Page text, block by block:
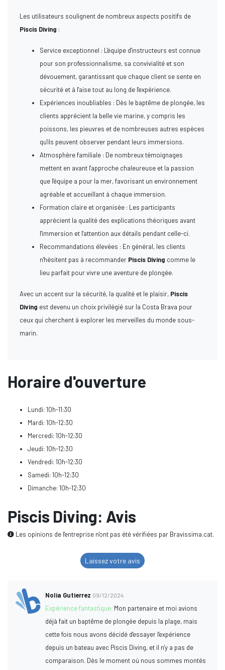
Les utilisateurs soulignent de nombreux aspects positifs de
Piscis Diving :
Service exceptionnel : L'équipe d'instructeurs est connue
pour son professionnalisme, sa convivialité et son
dévouement, garantissant que chaque client se sente en
sécurité et à l'aise tout au long de l'expérience.
Expériences inoubliables : Dès le baptême de plongée, les
clients apprécient la belle vie marine, y compris les
poissons, les pieuvres et de nombreuses autres espèces
qu'ils peuvent observer pendant leurs immersions.
Atmosphère familiale : De nombreux témoignages
mettent en avant l'approche chaleureuse et la passion
que l'équipe a pour la mer, favorisant un environnement
agréable et accueillant à chaque immersion.
Formation claire et organisée : Les participants
apprécient la qualité des explications théoriques avant
l'immersion et l'attention aux détails pendant celle-ci.
Recommandations élevées : En général, les clients
n'hésitent pas à recommander Piscis Diving comme le
lieu parfait pour vivre une aventure de plongée.
Avec un accent sur la sécurité, la qualité et le plaisir, Piscis
Diving est devenu un choix privilégié sur la Costa Brava pour
ceux qui cherchent à explorer les merveilles du monde sous-
marin.
Horaire d'ouverture
Lundi: 10h-11:30
Mardi: 10h-12:30
Mercredi: 10h-12:30
Jeudi: 10h-12:30
Vendredi: 10h-12:30
Samedi: 10h-12:30
Dimanche: 10h-12:30
Piscis Diving: Avis
Les opinions de l'entreprise n'ont pas été vérifiées par Bravissima.cat.
Laissez votre avis
Nolia Gutierrez 09/12/2024
Expérience fantastique: Mon partenaire et moi avions
déjà fait un baptême de plongée depuis la plage, mais
cette fois nous avons décidé d'essayer l'expérience
depuis un bateau avec Piscis Diving, et il n'y a pas de
comparaison. Dès le moment où nous sommes montés